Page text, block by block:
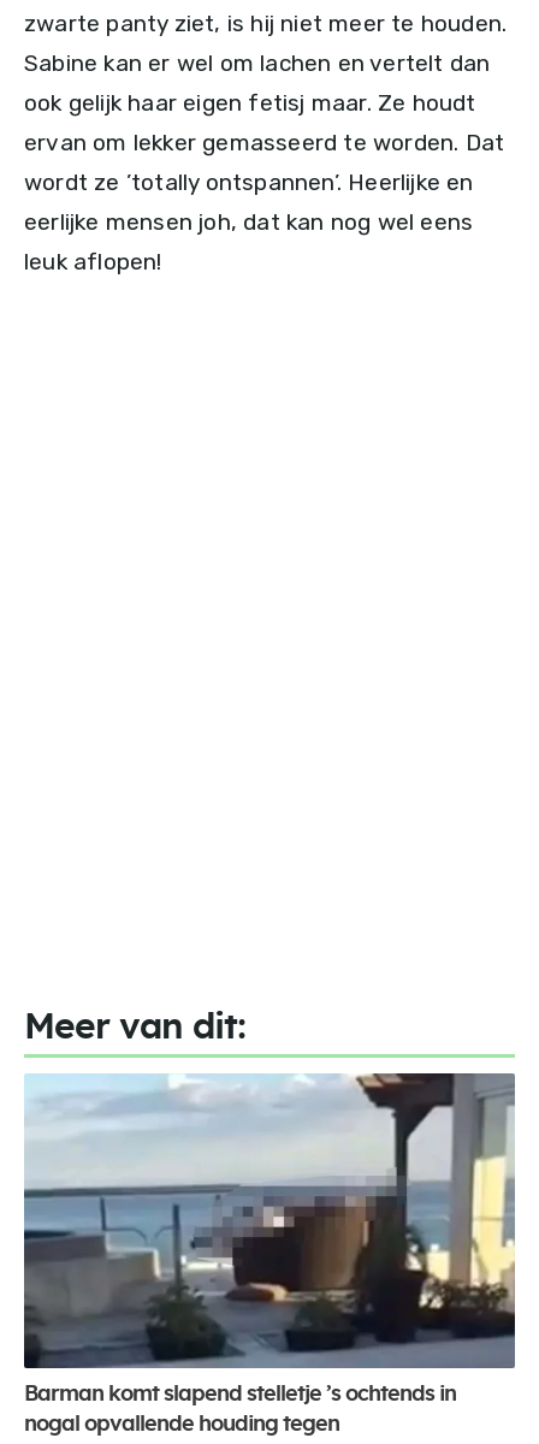
zwarte panty ziet, is hij niet meer te houden.
Sabine kan er wel om lachen en vertelt dan
ook gelijk haar eigen fetisj maar. Ze houdt
ervan om lekker gemasseerd te worden. Dat
wordt ze ’totally ontspannen’. Heerlijke en
eerlijke mensen joh, dat kan nog wel eens
leuk aflopen!
Meer van dit:
Barman komt slapend stelletje ’s ochtends in
nogal opvallende houding tegen